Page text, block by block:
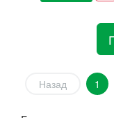
Назад 1